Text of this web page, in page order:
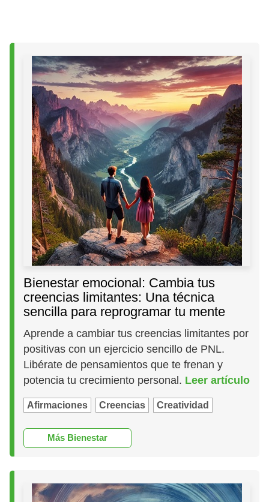
Bienestar emocional: Cambia tus
creencias limitantes: Una técnica
sencilla para reprogramar tu mente
Aprende a cambiar tus creencias limitantes por
positivas con un ejercicio sencillo de PNL.
Libérate de pensamientos que te frenan y
potencia tu crecimiento personal. Leer artículo
Afirmaciones Creencias Creatividad
Más Bienestar